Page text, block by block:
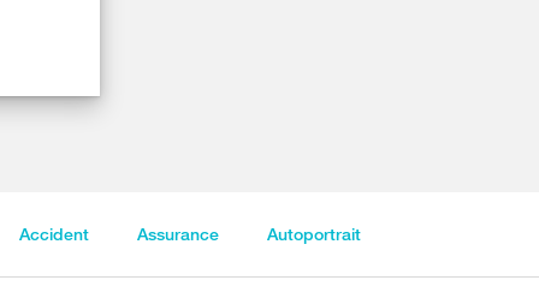
Accident Assurance Autoportrait